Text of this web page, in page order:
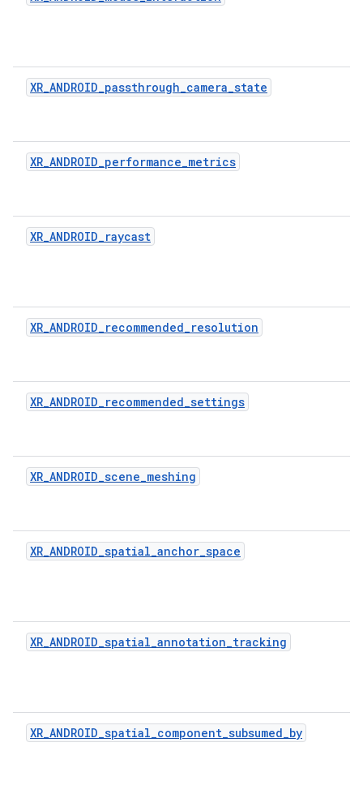
XR_ANDROID_passthrough_camera_state
XR_ANDROID_performance_metrics
XR_ANDROID_raycast
XR_ANDROID_recommended_resolution
XR_ANDROID_recommended_settings
XR_ANDROID_scene_meshing
XR_ANDROID_spatial_anchor_space
XR_ANDROID_spatial_annotation_tracking
XR_ANDROID_spatial_component_subsumed_by